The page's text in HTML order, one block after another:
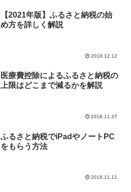
【2021年版】ふるさと納税の始
め方を詳しく解説
2018.12.12
医療費控除によるふるさと納税の
上限はどこまで減るかを解説
2018.11.27
ふるさと納税でiPadやノートPC
をもらう方法
2018.11.11